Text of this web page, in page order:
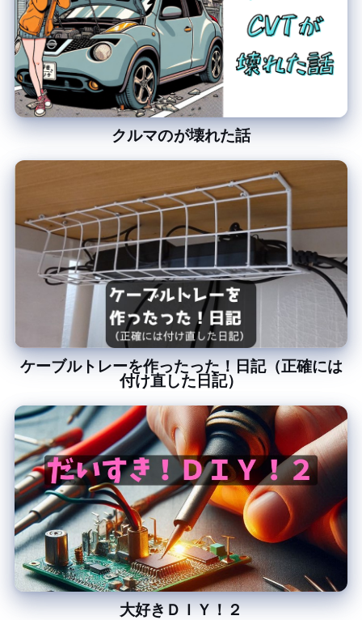
クルマのCVTが壊れた話
ケーブルトレーを作ったった！日記（正確には
付け直した日記）
大好きＤＩＹ！２